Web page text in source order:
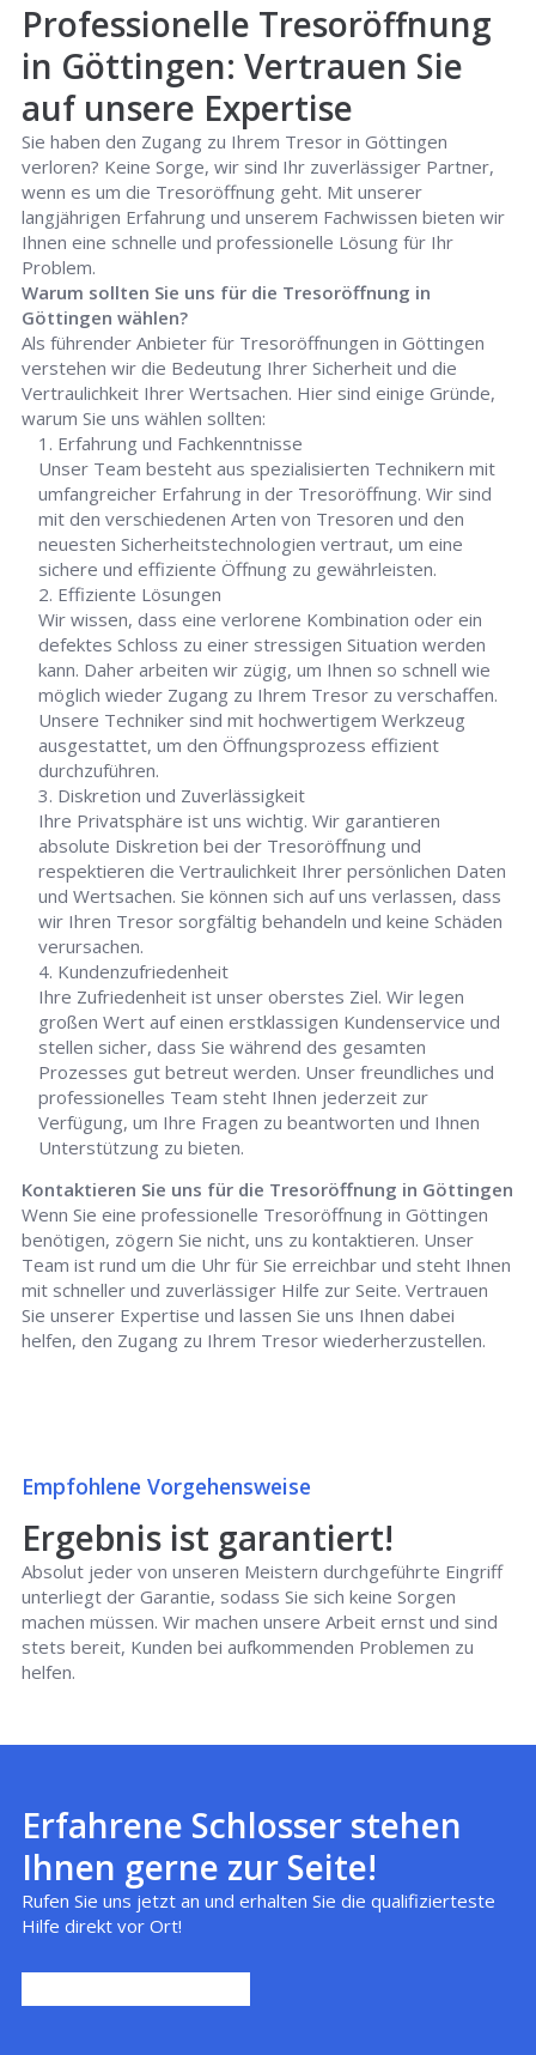
Professionelle Tresoröffnung
in Göttingen: Vertrauen Sie
auf unsere Expertise
Sie haben den Zugang zu Ihrem Tresor in Göttingen
verloren? Keine Sorge, wir sind Ihr zuverlässiger Partner,
wenn es um die Tresoröffnung geht. Mit unserer
langjährigen Erfahrung und unserem Fachwissen bieten wir
Ihnen eine schnelle und professionelle Lösung für Ihr
Problem.
Warum sollten Sie uns für die Tresoröffnung in
Göttingen wählen?
Als führender Anbieter für Tresoröffnungen in Göttingen
verstehen wir die Bedeutung Ihrer Sicherheit und die
Vertraulichkeit Ihrer Wertsachen. Hier sind einige Gründe,
warum Sie uns wählen sollten:
Erfahrung und Fachkenntnisse
Unser Team besteht aus spezialisierten Technikern mit
umfangreicher Erfahrung in der Tresoröffnung. Wir sind
mit den verschiedenen Arten von Tresoren und den
neuesten Sicherheitstechnologien vertraut, um eine
sichere und effiziente Öffnung zu gewährleisten.
Effiziente Lösungen
Wir wissen, dass eine verlorene Kombination oder ein
defektes Schloss zu einer stressigen Situation werden
kann. Daher arbeiten wir zügig, um Ihnen so schnell wie
möglich wieder Zugang zu Ihrem Tresor zu verschaffen.
Unsere Techniker sind mit hochwertigem Werkzeug
ausgestattet, um den Öffnungsprozess effizient
durchzuführen.
Diskretion und Zuverlässigkeit
Ihre Privatsphäre ist uns wichtig. Wir garantieren
absolute Diskretion bei der Tresoröffnung und
respektieren die Vertraulichkeit Ihrer persönlichen Daten
und Wertsachen. Sie können sich auf uns verlassen, dass
wir Ihren Tresor sorgfältig behandeln und keine Schäden
verursachen.
Kundenzufriedenheit
Ihre Zufriedenheit ist unser oberstes Ziel. Wir legen
großen Wert auf einen erstklassigen Kundenservice und
stellen sicher, dass Sie während des gesamten
Prozesses gut betreut werden. Unser freundliches und
professionelles Team steht Ihnen jederzeit zur
Verfügung, um Ihre Fragen zu beantworten und Ihnen
Unterstützung zu bieten.
Kontaktieren Sie uns für die Tresoröffnung in Göttingen
Wenn Sie eine professionelle Tresoröffnung in Göttingen
benötigen, zögern Sie nicht, uns zu kontaktieren. Unser
Team ist rund um die Uhr für Sie erreichbar und steht Ihnen
mit schneller und zuverlässiger Hilfe zur Seite. Vertrauen
Sie unserer Expertise und lassen Sie uns Ihnen dabei
helfen, den Zugang zu Ihrem Tresor wiederherzustellen.
Empfohlene Vorgehensweise
Ergebnis ist garantiert!
Absolut jeder von unseren Meistern durchgeführte Eingriff
unterliegt der Garantie, sodass Sie sich keine Sorgen
machen müssen. Wir machen unsere Arbeit ernst und sind
stets bereit, Kunden bei aufkommenden Problemen zu
helfen.
Erfahrene Schlosser stehen
Ihnen gerne zur Seite!
Rufen Sie uns jetzt an und erhalten Sie die qualifizierteste
Hilfe direkt vor Ort!